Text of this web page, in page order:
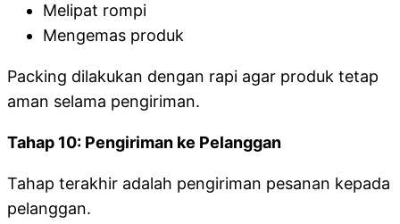
Melipat rompi
Mengemas produk
Packing dilakukan dengan rapi agar produk tetap
aman selama pengiriman.
Tahap 10: Pengiriman ke Pelanggan
Tahap terakhir adalah pengiriman pesanan kepada
pelanggan.